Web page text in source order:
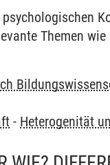
Themen
- Heterogenität